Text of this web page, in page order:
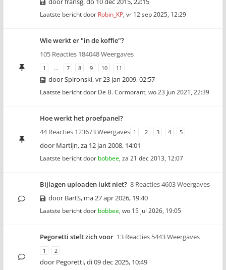
Laatste bericht door Robin_KP, vr 12 sep 2025, 12:29
Wie werkt er "in de koffie"?
105 Reacties 184048 Weergaves
1 … 7 8 9 10 11
doorSpironski,vr 23 jan 2009, 02:57
Laatste bericht door De B. Cormorant, wo 23 jun 2021, 22:39
Hoe werkt het proefpanel?
44 Reacties 123673 Weergaves 1 2 3 4 5
door Martijn,za 12 jan 2008, 14:01
Laatste bericht door bobbee, za 21 dec 2013, 12:07
Bijlagen uploaden lukt niet? 8 Reacties 4603 Weergaves
door BartS, ma 27 apr 2026, 19:40
Laatste bericht door bobbee, wo 15 jul 2026, 19:05
Pegoretti stelt zich voor 13 Reacties 5443 Weergaves
1 2
door Pegoretti,di 09 dec 2025, 10:49